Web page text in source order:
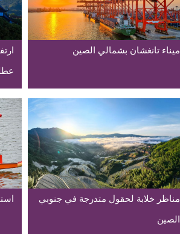
ميناء تانغشان بشمالي الصين
مناظر خلابة لحقول متدرجة في جنوبي
الصين